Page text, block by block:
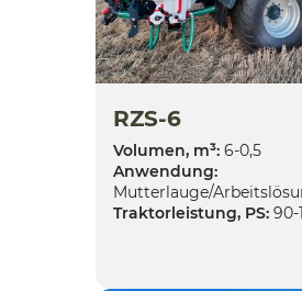
RZS-6
Volumen, m³: 6-0,5
Anwendung:
Mutterlauge/
Traktorleistung, PS: 90-